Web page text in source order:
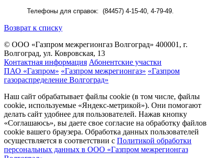
Телефоны для справок: (84457) 4-15-40, 4-79-49.
Возврат к списку
© ООО «Газпром межрегионгаз Волгоград» 400001, г.
Волгоград, ул. Ковровская, 13
Контактная информация Абонентские участки
ПАО «Газпром» «Газпром межрегионгаз» «Газпром
газораспределение Волгоград»
Наш сайт обрабатывает файлы cookie (в том числе, файлы
cookie, используемые «Яндекс-метрикой»). Они помогают
делать сайт удобнее для пользователей. Нажав кнопку
«Соглашаюсь», вы даете свое согласие на обработку файлов
cookie вашего браузера. Обработка данных пользователей
осуществляется в соответствии с Политикой обработки
персональных данных в ООО «Газпром межрегионгаз